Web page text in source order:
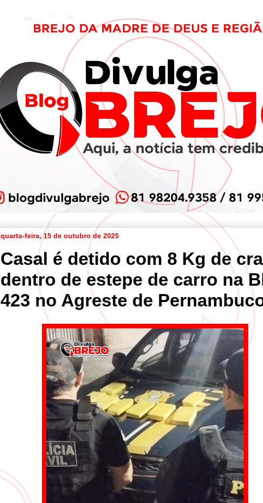
quarta-feira, 15 de outubro de 2025
Casal é detido com 8 Kg de
dentro de estepe de carro na
423 no Agreste de